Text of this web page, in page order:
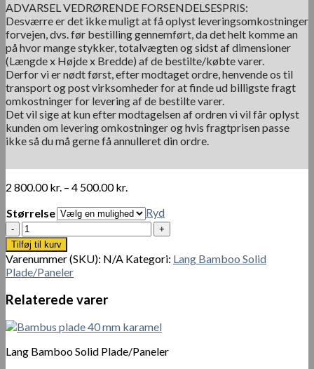
ADVARSEL VEDRØRENDE FORSENDELSESPRIS:
Desværre er det ikke muligt at få oplyst leveringsomkostninger
forvejen, dvs. før bestilling gennemført, da det helt komme an
på hvor mange stykker, totalvægten og sidst af dimensioner
(Længde x Højde x Bredde) af de bestilte/købte varer.
Derfor vi er nødt først, efter modtaget ordre, henvende os til
transport og post virksomheder for at finde ud billigste fragt
omkostninger for levering af de bestilte varer.
Det vil sige at kun efter modtagelsen af ordren vi vil får oplyst
kunden om levering omkostninger og hvis fragtprisen passe
ikke så du må gerne få annulleret din ordre.
2 800.00kr. – 4 500.00kr.
800.00 kr.
til
4
500.00 kr.
Størrelse
Ryd
Bambus
plade15
mm
karamel
antal
Tilføj til kurv
Varenummer (SKU): N/A Kategori: Lang Bamboo Solid
Plade/Paneler
Relaterede varer
Lang Bamboo Solid Plade/Paneler